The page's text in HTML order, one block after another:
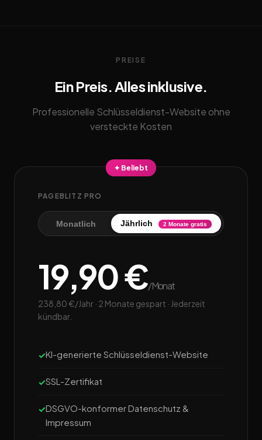
PREISE
Ein Preis. Alles inklusive.
Professionelle Schlüsseldienst-Website ohne
versteckte Kosten
✦ Beliebt
PAGEBLITZ PRO
Monatlich Jährlich 2 Monate gratis
19,90 €/Monat
238,80 €/Jahr · 2 Monate gespart · Jederzeit
kündbar.
KI-generierte Schlüsseldienst-Website
SSL-Zertifikat
DSGVO-konformer Datenschutz &
Impressum